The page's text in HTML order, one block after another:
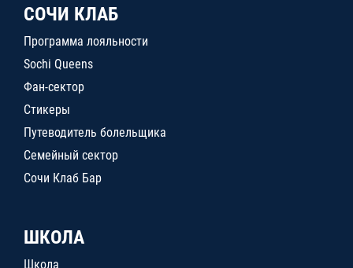
СОЧИ КЛАБ
Программа лояльности
Sochi Queens
Фан-сектор
Стикеры
Путеводитель болельщика
Семейный сектор
Сочи Клаб Бар
ШКОЛА
Школа